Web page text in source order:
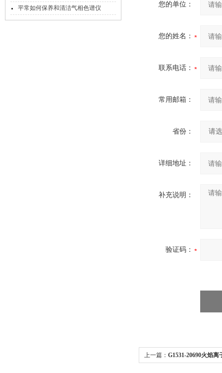
平常如何保养和清洁气相色谱仪
您的单位：
您的姓名：
联系电话：
常用邮箱：
省份：
详细地址：
补充说明：
验证码：
上一篇： G1531-20690火焰